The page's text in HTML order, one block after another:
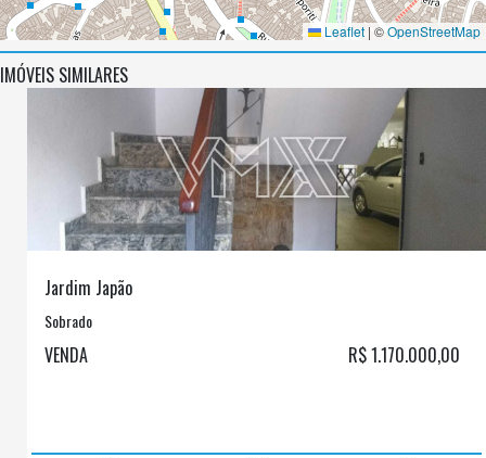
Leaflet | ©OpenStreetMap
IMÓVEIS SIMILARES
Jardim Japão
Sobrado
VENDA R$ 1.170.000,00